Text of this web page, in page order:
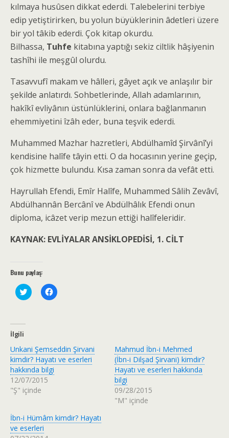
kılmaya husûsen dikkat ederdi. Talebelerini terbiye
edip yetiştirirken, bu yolun büyüklerinin âdetleri üzere
bir yol tâkib ederdi. Çok kitap okurdu.
Bilhassa, Tuhfe kitabına yaptığı sekiz ciltlik hâşiyenin
tashîhi ile meşgûl olurdu.
Tasavvufî makam ve hâlleri, gâyet açık ve anlaşılır bir
şekilde anlatırdı. Sohbetlerinde, Allah adamlarının,
hakîkî evliyânın üstünlüklerini, onlara bağlanmanın
ehemmiyetini îzâh eder, buna teşvik ederdi.
Muhammed Mazhar hazretleri, Abdülhamîd Şirvânî’yi
kendisine halîfe tâyin etti. O da hocasının yerine geçip,
çok hizmette bulundu. Kısa zaman sonra da vefât etti.
Hayrullah Efendi, Emîr Halîfe, Muhammed Sâlih Zevâvî,
Abdülhannân Bercânî ve Abdülhâlık Efendi onun
diploma, icâzet verip mezun ettiği halîfeleridir.
KAYNAK: EVLİYALAR ANSİKLOPEDİSİ, 1. CİLT
Bunu paylaş:
T
w
e
r
i
n
d
e
p
a
ş
m
F
a
t
a
p
y
k
i
İlgili
Unkani Şemseddin Şirvani
kimdir? Hayatı ve eserleri
hakkında bilgi
12/07/2015
"Ş" içinde
Mahmud İbn-i Mehmed
(İbn-i Dilşad Şirvani) kimdir?
Hayatı ve eserleri hakkında
bilgi
09/28/2015
"M" içinde
İbn-i Hümâm kimdir? Hayatı
ve eserleri